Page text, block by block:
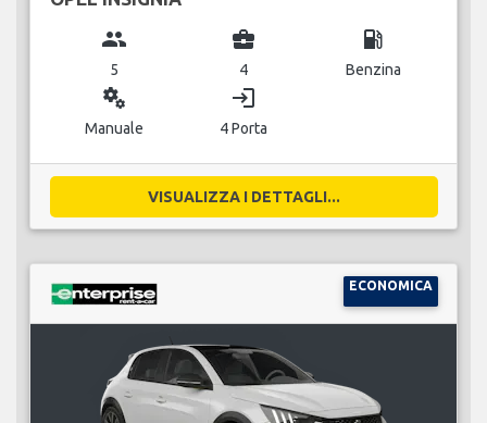
group
5
business_center
4
local_gas_station
Benzina
miscellaneous_services
Manuale
login
4 Porta
VISUALIZZA I DETTAGLI...
ECONOMICA